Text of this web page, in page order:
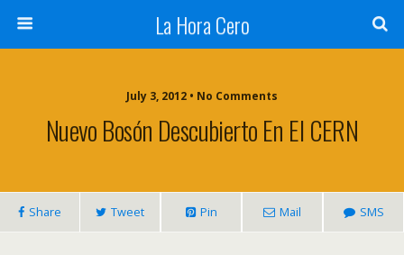
La Hora Cero
July 3, 2012 • No Comments
Nuevo Bosón Descubierto En El CERN
Share Tweet Pin Mail SMS